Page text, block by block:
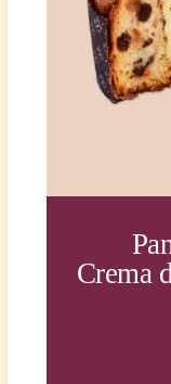
Crema